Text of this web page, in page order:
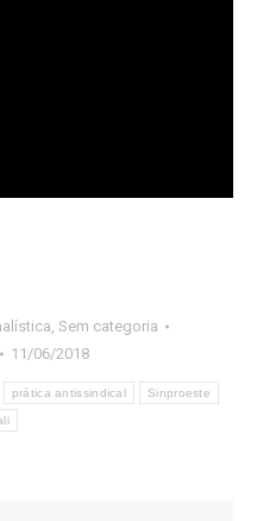
, Sem categoria
11/06/2018
prática antissindical Sinproeste